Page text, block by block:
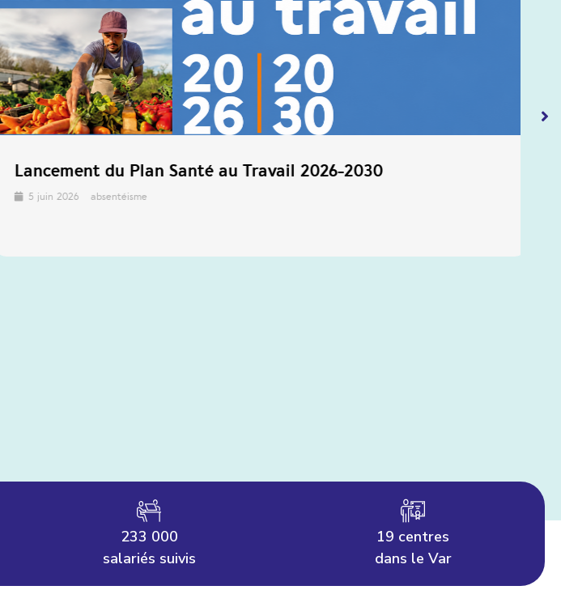
Lancement du Plan Santé au Travail 2026-2030
5 juin 2026 absentéisme
233 000
salariés suivis
19 centres
dans le Var